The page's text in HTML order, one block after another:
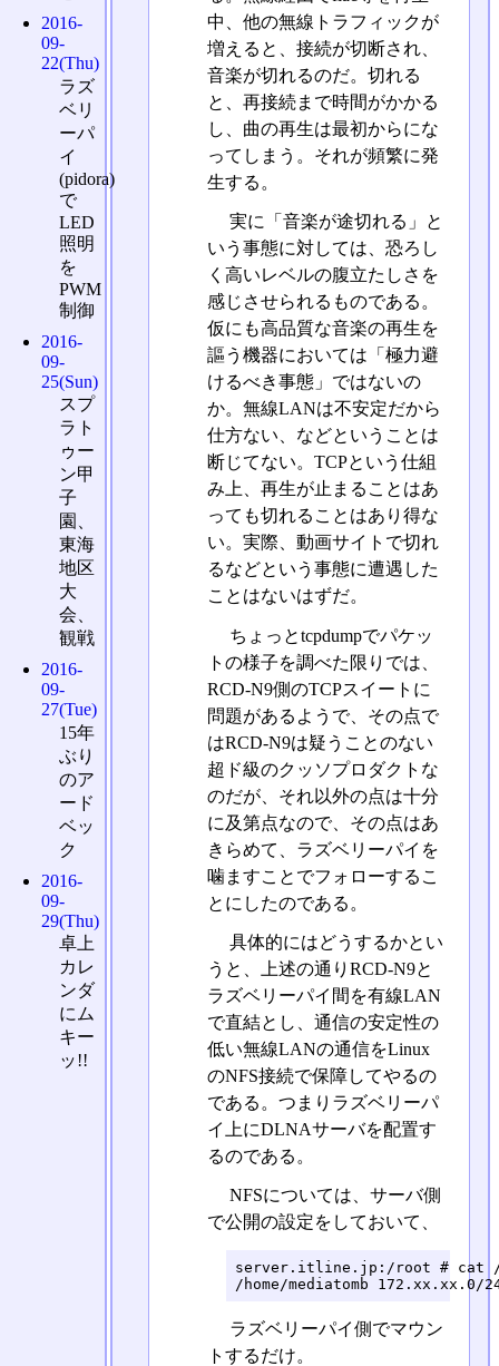
中、他の無線トラフィックが
増えると、接続が切断され、
音楽が切れるのだ。切れる
と、再接続まで時間がかかる
し、曲の再生は最初からにな
ってしまう。それが頻繁に発
生する。
実に「音楽が途切れる」と
いう事態に対しては、恐ろし
く高いレベルの腹立たしさを
感じさせられるものである。
仮にも高品質な音楽の再生を
謳う機器においては「極力避
けるべき事態」ではないの
か。無線LANは不安定だから
仕方ない、などということは
断じてない。TCPという仕組
み上、再生が止まることはあ
っても切れることはあり得な
い。実際、動画サイトで切れ
るなどという事態に遭遇した
ことはないはずだ。
ちょっとtcpdumpでパケッ
トの様子を調べた限りでは、
RCD-N9側のTCPスイートに
問題があるようで、その点で
はRCD-N9は疑うことのない
超ド級のクッソプロダクトな
のだが、それ以外の点は十分
に及第点なので、その点はあ
きらめて、ラズベリーパイを
噛ますことでフォローするこ
とにしたのである。
具体的にはどうするかとい
うと、上述の通りRCD-N9と
ラズベリーパイ間を有線LAN
で直結とし、通信の安定性の
低い無線LANの通信をLinux
のNFS接続で保障してやるの
である。つまりラズベリーパ
イ上にDLNAサーバを配置す
るのである。
NFSについては、サーバ側
で公開の設定をしておいて、
server.itline.jp:/root # cat /
/home/mediatomb 172.xx.xx.0/
ラズベリーパイ側でマウン
トするだけ。
2016-
09-
22(Thu)
ラズ
ベリ
ーパ
イ
(pidora)
で
LED
照明
を
PWM
制御
2016-
09-
25(Sun)
スプ
ラト
ゥー
ン甲
子
園、
東海
地区
大
会、
観戦
2016-
09-
27(Tue)
15年
ぶり
のア
ード
ベッ
ク
2016-
09-
29(Thu)
卓上
カレ
ンダ
にム
キー
ッ!!